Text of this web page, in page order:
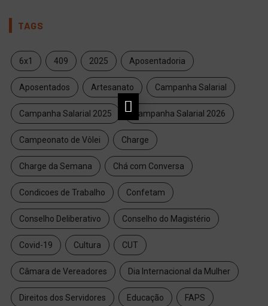
TAGS
6x1 409 2025 Aposentadoria
Aposentados Artesanato Campanha Salarial
Campanha Salarial 2025 Campanha Salarial 2026
Campeonato de Vôlei Charge
Charge da Semana Chá com Conversa
Condicoes de Trabalho Confetam
Conselho Deliberativo Conselho do Magistério
Covid-19 Cultura CUT
Câmara de Vereadores Dia Internacional da Mulher
Direitos dos Servidores Educação FAPS